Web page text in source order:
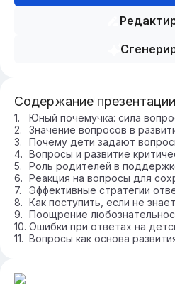
Содержание презентации
Юный почемучка: сила
Значение вопросов в
Почему дети задают
Вопросы и развитие
Роль родителей в
Реакция на вопросы для
Эффективные стратегии
Как поступить, если не
Поощрение
Ошибки при ответах на
Вопросы как основа